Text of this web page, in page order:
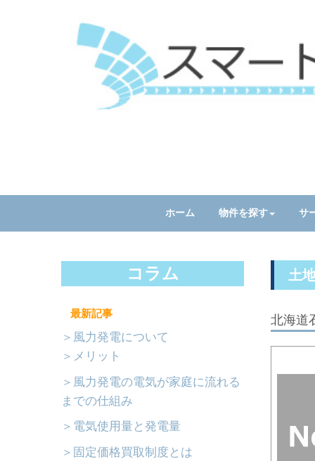
ホーム 物件を探す サ
土
北海道
コラム
最新記事
＞風力発電について
＞メリット
＞風力発電の電気が家庭に流れる
までの仕組み
＞電気使用量と発電量
＞固定価格買取制度とは